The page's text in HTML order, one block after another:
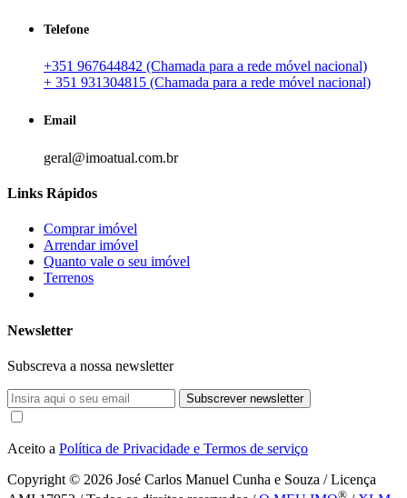
Telefone
+351 967644842 (Chamada para a rede móvel nacional)
+ 351 931304815 (Chamada para a rede móvel nacional)
Email
geral@imoatual.com.br
Links Rápidos
Comprar imóvel
Arrendar imóvel
Quanto vale o seu imóvel
Terrenos
Newsletter
Subscreva a nossa newsletter
Subscrever newsletter
Aceito a Política de Privacidade e Termos de serviço
Copyright © 2026 José Carlos Manuel Cunha e Souza / Licença
®